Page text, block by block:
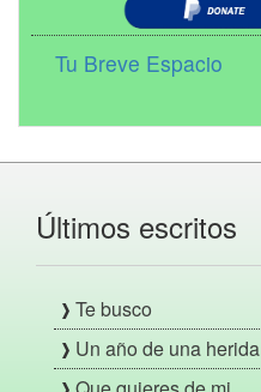
Tu Breve Espacio
Últimos escritos
Te busco
Un año de una herida